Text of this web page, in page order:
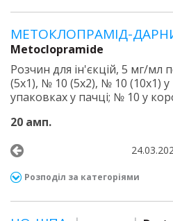
МЕТОКЛОПРАМІД-
Metoclopramide
Розчин для ін'єкцій, 5 мг/мл
(5х1), № 10 (5х2), № 10 (10х1)
упаковках у пачці; № 10 у
20 амп.
Розподіл за категоріями